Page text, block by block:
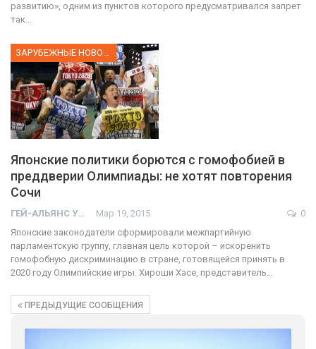
развитию», одним из пунктов которого предусматривался запрет
так…
ЗАРУБЕЖНЫЕ НОВОСТИ
Японские политики борются с гомофобией в
преддверии Олимпиады: не хотят повторения
Сочи
ГЕЙ-АЛЬЯНС УКРАИНА Мар 19, 2015
0
Японские законодатели сформировали межпартийную
парламентскую группу, главная цель которой – искоренить
гомофобную дискриминацию в стране, готовящейся принять в
2020 году Олимпийские игры. Хироши Хасе, представитель…
ПРЕДЫДУЩИЕ СООБЩЕНИЯ